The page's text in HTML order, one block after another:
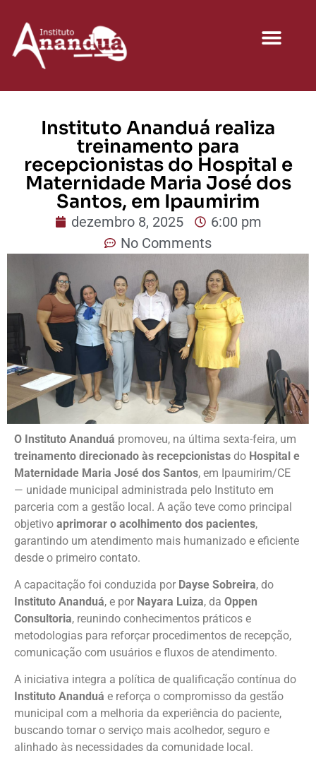
Instituto Ananduá realiza
treinamento para
recepcionistas do Hospital e
Maternidade Maria José dos
Santos, em Ipaumirim
dezembro 8, 2025
6:00 pm
No Comments
O Instituto Ananduá promoveu, na última sexta-feira, um
treinamento direcionado às recepcionistas do Hospital e
Maternidade Maria José dos Santos, em Ipaumirim/CE
— unidade municipal administrada pelo Instituto em
parceria com a gestão local. A ação teve como principal
objetivo aprimorar o acolhimento dos pacientes,
garantindo um atendimento mais humanizado e eficiente
desde o primeiro contato.
A capacitação foi conduzida por Dayse Sobreira, do
Instituto Ananduá, e por Nayara Luiza, da Oppen
Consultoria, reunindo conhecimentos práticos e
metodologias para reforçar procedimentos de recepção,
comunicação com usuários e fluxos de atendimento.
A iniciativa integra a política de qualificação contínua do
Instituto Ananduá e reforça o compromisso da gestão
municipal com a melhoria da experiência do paciente,
buscando tornar o serviço mais acolhedor, seguro e
alinhado às necessidades da comunidade local.